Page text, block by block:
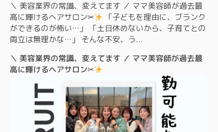
＼ 美容業界の常識、変えてます ／ ママ美容師が過去最
高に輝けるヘアサロン✂
「子どもを理由に、ブランク
ができるのが怖い…」 「土日休めないから、子育てとの
両立は無理かな…」 そんな不安、う...
＼ 美容業界の常識、変えてます ／ ママ美容師が過去最
高に輝けるヘアサロン✂